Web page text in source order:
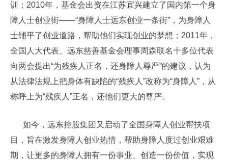
训；2010年，基金会出资在江苏宜兴建立了国内第一个身
障人士创业街——“身障人士远东创业一条街”，为身障人
士铺平了创业道路，帮助他们实现创业的梦想；2011年，
全国人大代表、远东慈善基金会理事周森联名十多位代表
向两会提出“为残疾人正名，还身障人尊严”的建议，认为
从法律法规上把身体有缺陷的“残疾人”改称为“身障人”，从
称呼上为“残疾人”正名，还他们更大的尊严。
如今，远东控股集团又启动了全国身障人创业帮扶项
目，旨在激发身障人创业热情，帮助身障人度过创业艰难
期，让更多的身障人拥有一份事业、创造一份价值，实现